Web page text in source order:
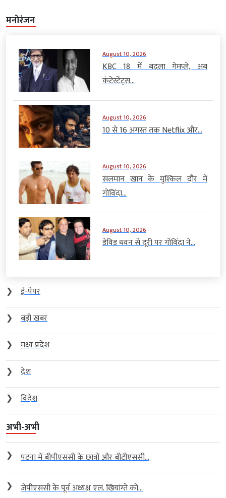
मनोरंजन
August 10, 2026
KBC 18 में बदला गेमप्ले, अब
कंटेस्टेंट्स...
August 10, 2026
10 से 16 अगस्त तक Netflix और...
August 10, 2026
सलमान खान के मुश्किल दौर में
गोविंदा...
August 10, 2026
डेविड धवन से दूरी पर गोविंदा ने...
❯
ई-पेपर
❯
बड़ी खबर
❯
मध्य प्रदेश
❯
देश
❯
विदेश
अभी-अभी
❯ पटना में बीपीएससी के छात्रों और बीटीएससी...
❯ जेपीएससी के पूर्व अध्यक्ष एल. खियांग्ते को...